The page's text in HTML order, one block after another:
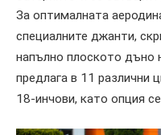
За оптималната
специалните джанти,
напълно плоското дъно
предлага в 11 различни
18-инчови, като опция